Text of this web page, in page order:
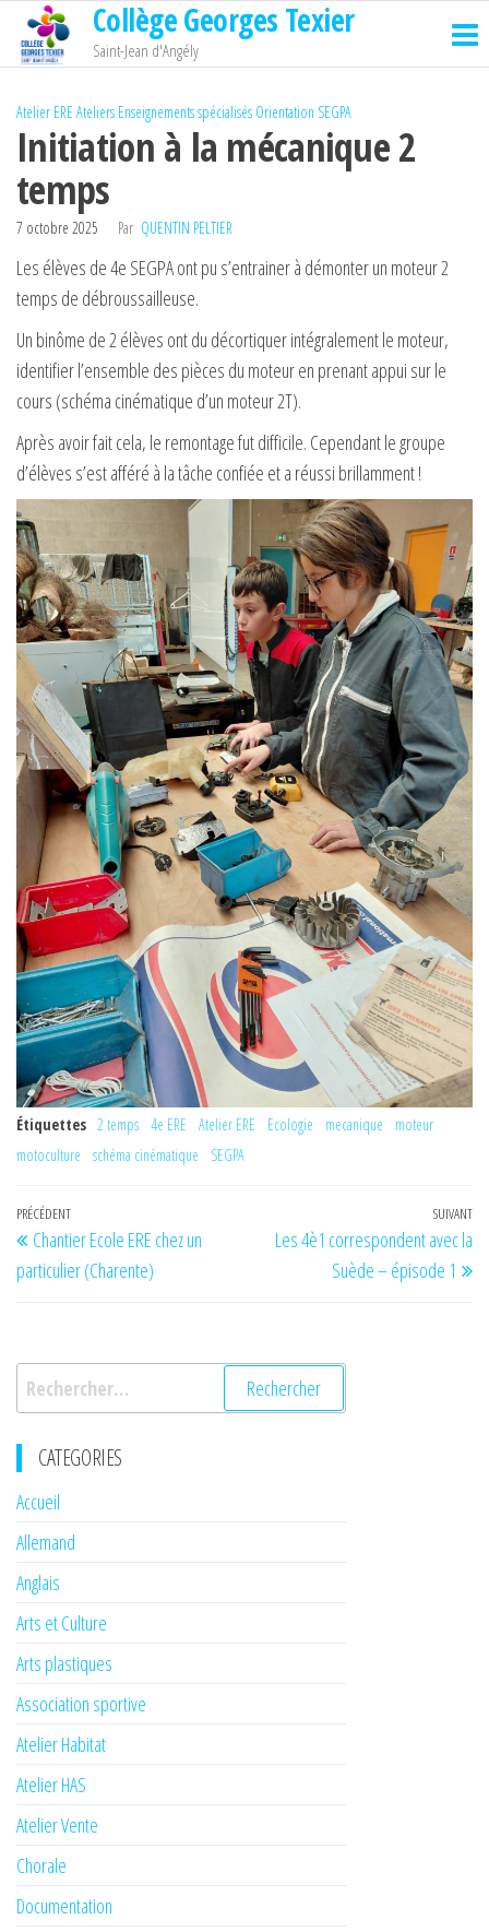
Passer
contenu
Collège Georges Texier
Saint-Jean d'Angély
Atelier ERE Ateliers Enseignements spécialisés Orientation SEGPA
Initiation à la mécanique 2
temps
7 octobre 2025 Par QUENTIN PELTIER
Les élèves de 4e SEGPA ont pu s’entrainer à démonter un moteur 2
temps de débroussailleuse.
Un binôme de 2 élèves ont du décortiquer intégralement le moteur,
identifier l’ensemble des pièces du moteur en prenant appui sur le
cours (schéma cinématique d’un moteur 2T).
Après avoir fait cela, le remontage fut difficile. Cependant le groupe
d’élèves s’est afféré à la tâche confiée et a réussi brillamment !
Étiquettes 2 temps 4e ERE Atelier ERE Ecologie mecanique
moteur
motoculture
schéma cinématique SEGPA
Navigation
de
l’article
Article
précédent
PRÉCÉDENT
Chantier Ecole ERE chez un
particulier (Charente)
SUIVANT
Les 4è1 correspondent avec la
Suède – épisode 1
Rechercher :
CATEGORIES
Accueil
Allemand
Anglais
Arts et Culture
Arts plastiques
Association sportive
Atelier Habitat
Atelier HAS
Atelier Vente
Chorale
Documentation